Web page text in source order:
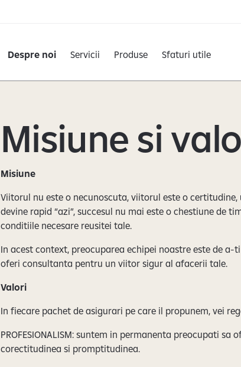
Despre noi Servicii Produse Sfaturi utile
Misiune si
Misiune
Viitorul nu este o necunoscuta, viitorul este o
devine rapid “azi”, succesul nu mai este o chestiune de
conditiile necesare reusitei tale.
In acest context, preocuparea echipei noastre este de
oferi consultanta pentru un viitor sigur al afacerii tale.
Valori
In fiecare pachet de asigurari pe care il propunem, vei
PROFESIONALISM: suntem in permanenta preocupati
corectitudinea si promptitudinea.